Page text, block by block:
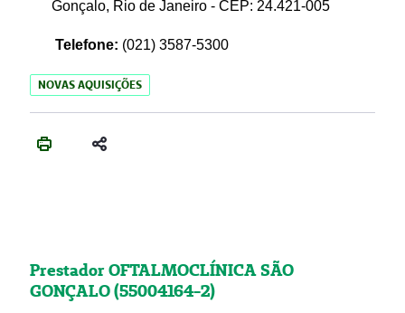
Gonçalo, Rio de Janeiro - CEP: 24.421-005
Telefone: (021) 3587-5300
NOVAS AQUISIÇÕES
Prestador OFTALMOCLÍNICA SÃO
GONÇALO (55004164-2)